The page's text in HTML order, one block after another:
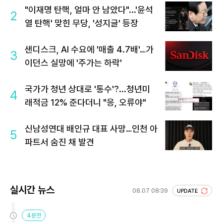
2
"이재명 탄핵, 얼마 안 남았다"...'윤석
열 탄핵' 맞힌 무당, '성지글' 등장
3
샌디스크, AI 수요에 '매출 4.7배'…가
이던스 실망에 '주가는 하락'
4
국가가 청년 상대로 '통수'?...청년미
래적금 12% 준다더니 "응, 오류야"
5
신남성연대 배인규 대표 사망…인천 아
파트서 숨진 채 발견
실시간 뉴스 08.07 08:39 UPDATE
4분전